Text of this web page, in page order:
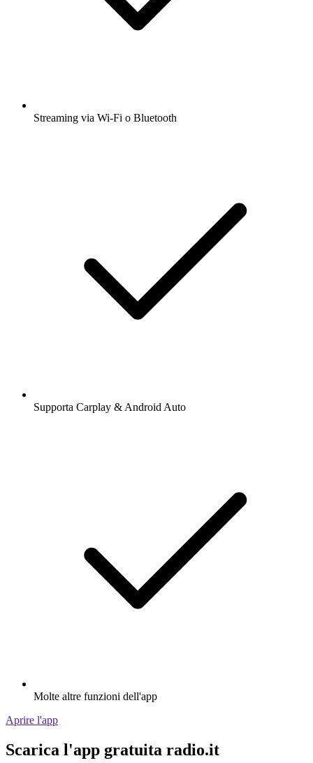
Streaming via Wi-Fi o Bluetooth
Supporta Carplay & Android Auto
Molte altre funzioni dell'app
Aprire l'app
Scarica l'app gratuita radio.it